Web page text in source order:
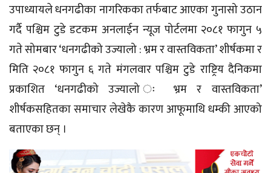
उपाध्यायले धनगढीका नागरिकका तर्फबाट आएका गुनासो उठान
गर्दै पश्चिम टुडे डटकम अनलाईन न्यूज पोर्टलमा २०८१ फागुन ५
गते सोमबार ‘धनगढीको उज्यालो : भ्रम र वास्तविकता’ शीर्षकमा र
मिति २०८१ फागुन ६ गते मंगलवार पश्चिम टुडे राष्ट्रिय दैनिकमा
प्रकाशित ‘धनगढीको उज्यालो ः भ्रम र वास्तविकता’
शीर्षकसहितका समाचार लेखेकै कारण आफूमाथि धम्की आएको
बताएका छन् ।